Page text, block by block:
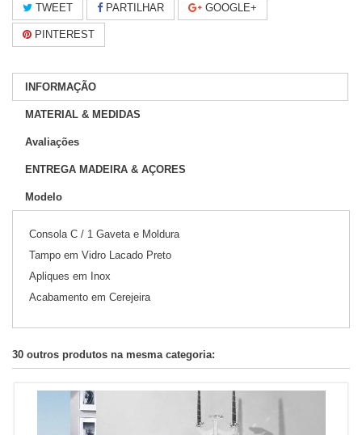
TWEET PARTILHAR GOOGLE+
PINTEREST
INFORMAÇÃO
MATERIAL & MEDIDAS
Avaliações
ENTREGA MADEIRA & AÇORES
Modelo
Consola C / 1 Gaveta e Moldura
Tampo em Vidro Lacado Preto
Apliques em Inox
Acabamento em Cerejeira
30 outros produtos na mesma categoria: